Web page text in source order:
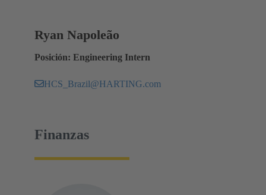
Ryan Napoleão
Posición: Engineering Intern
HCS_Brazil@HARTING.com
Finanzas